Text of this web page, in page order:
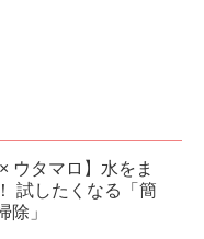
ウタマロ】水をま
試したくなる「簡
除」